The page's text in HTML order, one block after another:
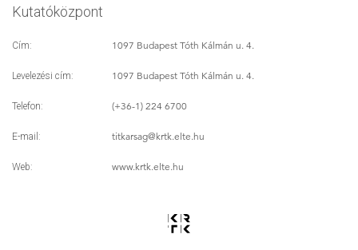
Kutatóközpont
Cím: 1097 Budapest Tóth Kálmán u. 4.
Levelezési cím: 1097 Budapest Tóth Kálmán u. 4.
Telefon: (+36-1) 224 6700
E-mail: titkarsag@krtk.elte.hu
Web: www.krtk.elte.hu